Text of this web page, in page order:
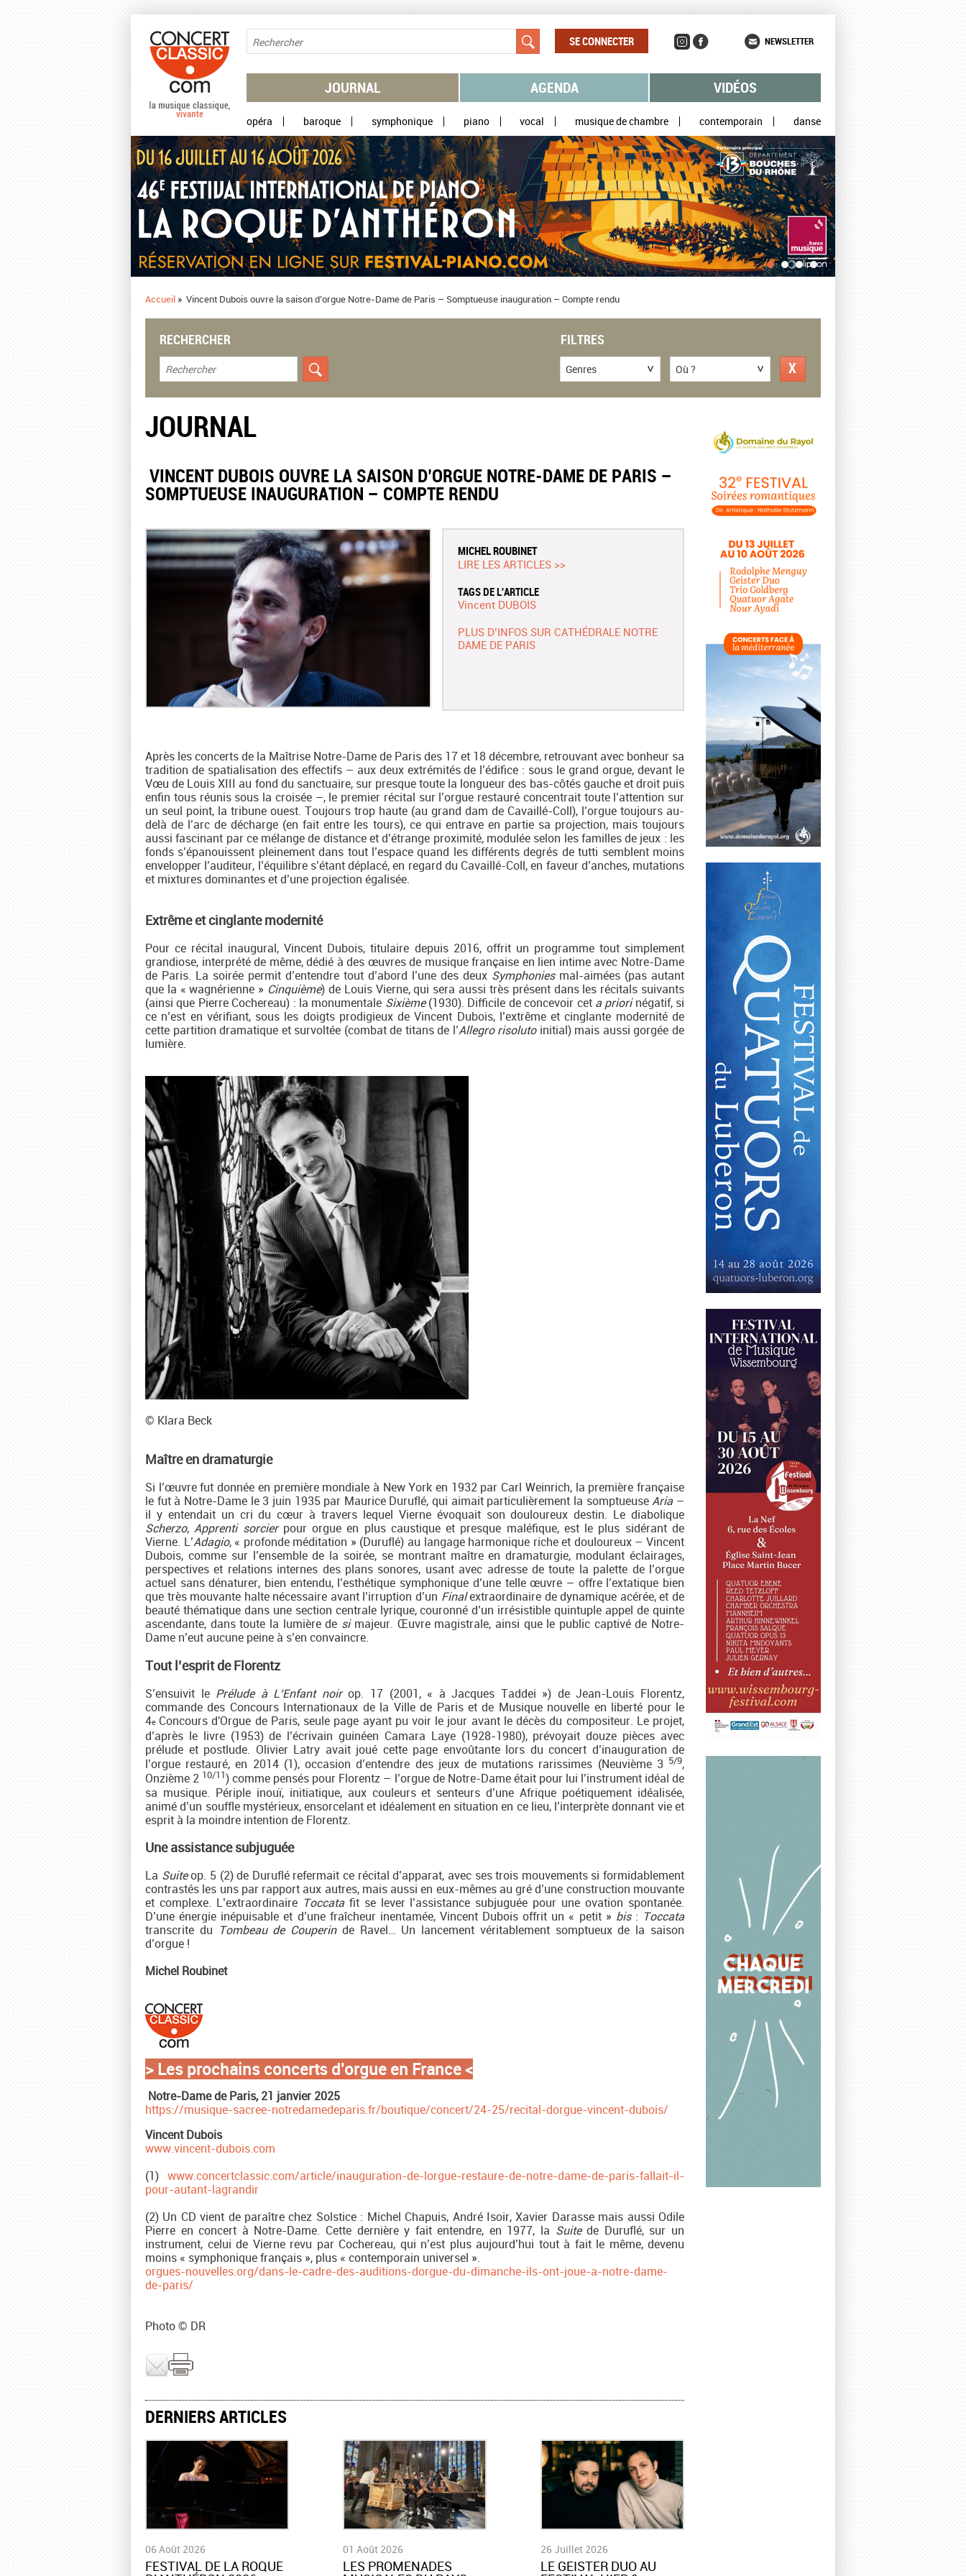
SE CONNECTER NEWSLETTER
JOURNAL AGENDA VIDÉOS
opéra baroque symphonique piano vocal musique de chambre contemporain danse
Accueil » ​ Vincent Dubois ouvre la saison d’orgue Notre-Dame de Paris – Somptueuse inauguration – Compte rendu
RECHERCHER FILTRES
Genres Où ?
JOURNAL
​ VINCENT DUBOIS OUVRE LA SAISON D’ORGUE NOTRE-DAME DE PARIS –
SOMPTUEUSE INAUGURATION – COMPTE RENDU
MICHEL ROUBINET
LIRE LES ARTICLES >>
TAGS DE L'ARTICLE
Vincent DUBOIS
PLUS D’INFOS SUR CATHÉDRALE NOTRE
DAME DE PARIS
Après les concerts de la Maîtrise Notre-Dame de Paris des 17 et 18 décembre, retrouvant avec bonheur sa
tradition de spatialisation des effectifs – aux deux extrémités de l’édifice : sous le grand orgue, devant le
Vœu de Louis XIII au fond du sanctuaire, sur presque toute la longueur des bas-côtés gauche et droit puis
enfin tous réunis sous la croisée –, le premier récital sur l’orgue restauré concentrait toute l’attention sur
un seul point, la tribune ouest. Toujours trop haute (au grand dam de Cavaillé-Coll), l’orgue toujours au-
delà de l’arc de décharge (en fait entre les tours), ce qui entrave en partie sa projection, mais toujours
aussi fascinant par ce mélange de distance et d’étrange proximité, modulée selon les familles de jeux : les
fonds s’épanouissent pleinement dans tout l’espace quand les différents degrés de tutti semblent moins
envelopper l’auditeur, l’équilibre s’étant déplacé, en regard du Cavaillé-Coll, en faveur d’anches, mutations
et mixtures dominantes et d’une projection égalisée.
Extrême et cinglante modernité
Pour ce récital inaugural, Vincent Dubois, titulaire depuis 2016, offrit un programme tout simplement
grandiose, interprété de même, dédié à des œuvres de musique française en lien intime avec Notre-Dame
de Paris. La soirée permit d’entendre tout d’abord l’une des deux Symphoniesmal-aimées (pas autant
que la « wagnérienne » Cinquième) de Louis Vierne, qui sera aussi très présent dans les récitals suivants
(ainsi que Pierre Cochereau) : la monumentale Sixième(1930). Difficile de concevoir cet a priorinégatif, si
ce n’est en vérifiant, sous les doigts prodigieux de Vincent Dubois, l’extrême et cinglante modernité de
cette partition dramatique et survoltée (combat de titans de l’Allegro risolutoinitial) mais aussi gorgée de
lumière.
© Klara Beck
Maître en dramaturgie
Si l’œuvre fut donnée en première mondiale à New York en 1932 par Carl Weinrich, la première française
le fut à Notre-Dame le 3 juin 1935 par Maurice Duruflé, qui aimait particulièrement la somptueuseAria–
il y entendait un cri du cœur à travers lequel Vierne évoquait son douloureux destin. Le diabolique
Scherzo,Apprenti sorcierpour orgue en plus caustique et presque maléfique, est le plus sidérant de
Vierne. L’Adagio, « profonde méditation » (Duruflé) au langage harmonique riche et douloureux – Vincent
Dubois, comme sur l’ensemble de la soirée, se montrant maître en dramaturgie, modulant éclairages,
perspectives et relations internes des plans sonores, usant avec adresse de toute la palette de l’orgue
actuel sans dénaturer, bien entendu, l’esthétique symphonique d’une telle œuvre – offre l’extatique bien
que très mouvante halte nécessaire avant l’irruption d’un Finalextraordinaire de dynamique acérée, et de
beauté thématique dans une section centrale lyrique, couronné d’un irrésistible quintuple appel de quinte
ascendante, dans toute la lumière de simajeur. Œuvre magistrale, ainsi que le public captivé de Notre-
Dame n’eut aucune peine à s’en convaincre.
Tout l’esprit de Florentz
S’ensuivit le Prélude à L’Enfant noirop. 17 (2001, « à Jacques Taddei ») de Jean-Louis Florentz,
commande des Concours Internationaux de la Ville de Paris et de Musique nouvelle en liberté pour le
4e Concours d'Orgue de Paris, seule page ayant pu voir le jour avant le décès du compositeur. Le projet,
d’après le livre (1953) de l’écrivain guinéen Camara Laye (1928-1980), prévoyait douze pièces avec
prélude et postlude. Olivier Latry avait joué cette page envoûtante lors du concert d’inauguration de
l’orgue restauré, en 2014 (1), occasion d’entendre des jeux de mutations rarissimes (Neuvième 3 5/9,
Onzième 2 10/11) comme pensés pour Florentz – l’orgue de Notre-Dame était pour lui l’instrument idéal de
sa musique. Périple inouï, initiatique, aux couleurs et senteurs d’une Afrique poétiquement idéalisée,
animé d’un souffle mystérieux, ensorcelant et idéalement en situation en ce lieu, l’interprète donnant vie et
esprit à la moindre intention de Florentz.
Une assistance subjuguée
La Suiteop. 5 (2) de Duruflé refermait ce récital d’apparat, avec ses trois mouvements si formidablement
contrastés les uns par rapport aux autres, mais aussi en eux-mêmes au gré d’une construction mouvante
et complexe. L’extraordinaire Toccatafit se lever l’assistance subjuguée pour une ovation spontanée.
D’une énergie inépuisable et d’une fraîcheur inentamée, Vincent Dubois offrit un « petit » bis: Toccata
transcrite du Tombeau de Couperinde Ravel… Un lancement véritablement somptueux de la saison
d’orgue !
Michel Roubinet
> Les prochains concerts d'orgue en France<
Notre-Dame de Paris, 21 janvier 2025
https://musique-sacree-notredamedeparis.fr/boutique/concert/24-25/recital-dorgue-vincent-dubois/
Vincent Dubois
www.vincent-dubois.com
(1) www.concertclassic.com/article/inauguration-de-lorgue-restaure-de-notre-dame-de-paris-fallait-il-
pour-autant-lagrandir
(2) Un CD vient de paraître chez Solstice : Michel Chapuis, André Isoir, Xavier Darasse mais aussi Odile
Pierre en concert à Notre-Dame. Cette dernière y fait entendre, en 1977, la Suitede Duruflé, sur un
instrument, celui de Vierne revu par Cochereau, qui n’est plus aujourd’hui tout à fait le même, devenu
moins « symphonique français », plus « contemporain universel ».
orgues-nouvelles.org/dans-le-cadre-des-auditions-dorgue-du-dimanche-ils-ont-joue-a-notre-dame-
de-paris/
Photo © DR
DERNIERS ARTICLES
06 Août 2026
​FESTIVAL DE LA ROQUE
01 Août 2026
LES PROMENADES
26 Juillet 2026
LE GEISTER DUO AU